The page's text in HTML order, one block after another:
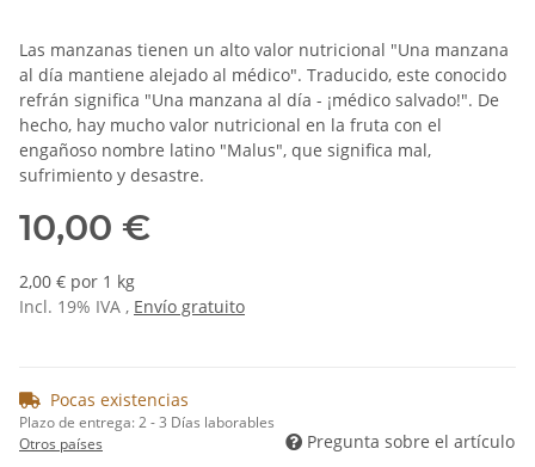
Las manzanas tienen un alto valor nutricional "Una manzana
al día mantiene alejado al médico". Traducido, este conocido
refrán significa "Una manzana al día - ¡médico salvado!". De
hecho, hay mucho valor nutricional en la fruta con el
engañoso nombre latino "Malus", que significa mal,
sufrimiento y desastre.
10,00 €
2,00 € por 1 kg
Incl. 19% IVA , Envío gratuito
Pocas existencias
Plazo de entrega:2 - 3 Días laborables
Otros países
Pregunta sobre el artículo